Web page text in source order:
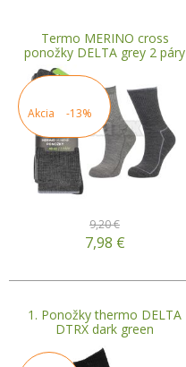
Termo MERINO cross
ponožky DELTA grey 2 páry
Akcia -13%
9,20 €
7,98 €
1. Ponožky thermo DELTA
DTRX dark green